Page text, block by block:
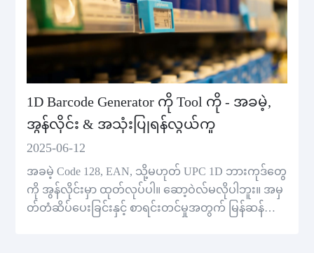
1D Barcode Generator ကို Tool ကို - အခမဲ့,
အွန်လိုင်း & အသုံးပြုရန်လွယ်ကူ
2025-06-12
အခမဲ့ Code 128, EAN, သို့မဟုတ် UPC 1D ဘားကုဒ်တွေ
ကို အွန်လိုင်းမှာ ထုတ်လုပ်ပါ။ ဆော့ဝဲလ်မလိုပါဘူး။ အမှ
တ်တံဆိပ်ပေးခြင်းနှင့် စာရင်းတင်မှုအတွက် မြန်ဆန်ပြီး